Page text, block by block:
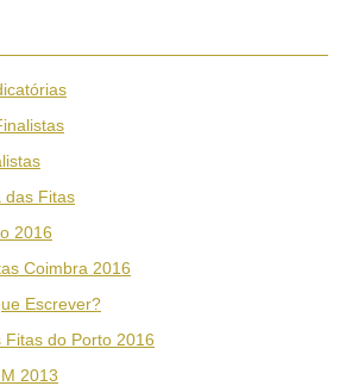
das Fitas
2016
Coimbra 2016
Escrever?
do Porto 2016
2013